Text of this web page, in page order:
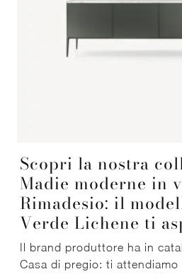
Scopri la nostra
Madie moderne in
Rimadesio: il
Verde Lichene ti
Il brand produttore ha in
Casa di pregio: ti